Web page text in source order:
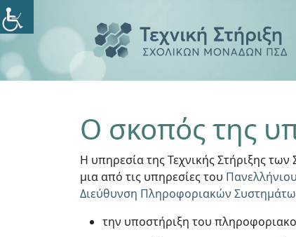
Ο σκοπός της
Η υπηρεσία της Τεχνικής Στήριξης
μια από τις υπηρεσίες του
Διεύθυνση Πληροφοριακών
την υποστήριξη του